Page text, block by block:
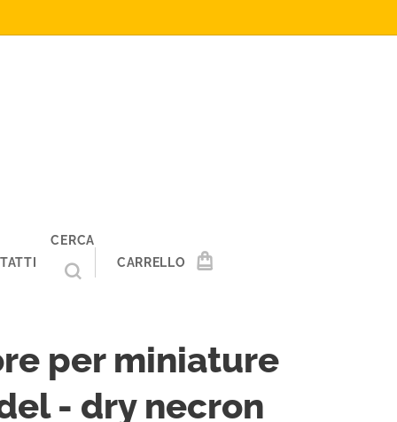
CERCA
CARRELLO
per miniature
- dry necron